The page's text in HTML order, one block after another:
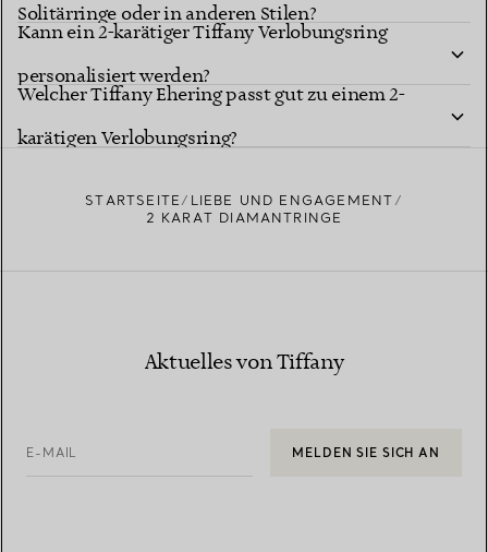
Solitärringe oder in anderen Stilen?
Kann ein 2-karätiger Tiffany Verlobungsring
personalisiert werden?
Welcher Tiffany Ehering passt gut zu einem 2-
karätigen Verlobungsring?
STARTSEITE
LIEBE UND ENGAGEMENT
2 KARAT DIAMANTRINGE
Aktuelles von Tiffany
E-MAIL MELDEN SIE SICH AN